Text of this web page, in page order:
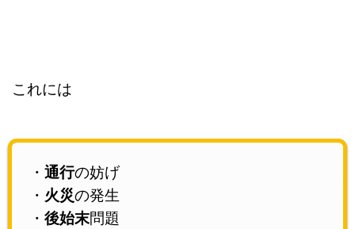
これには
・ 通行の妨げ
・ 火災の発生
・ 後始末問題